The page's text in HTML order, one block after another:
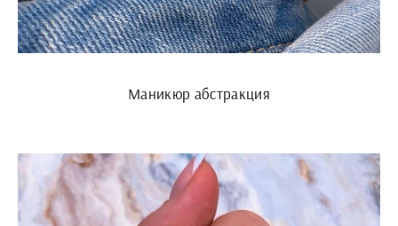
Маникюр абстракция